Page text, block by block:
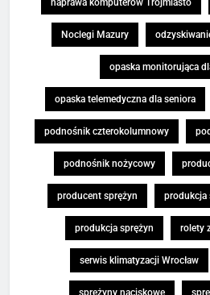
naprawa komputerów Trójmiasto
Noclegi Mazury
opaska monitorująca
opaska telemedyczna dla seniora
podnośnik czterokolumnowy
podnośnik nożycowy
producent sprężyn produkcja
produkcja sprężyn rolety
serwis klimatyzacji Wrocław
sprężyny naciskowe